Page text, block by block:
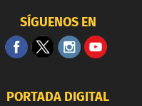
SÍGUENOS EN
PORTADA DIGITAL